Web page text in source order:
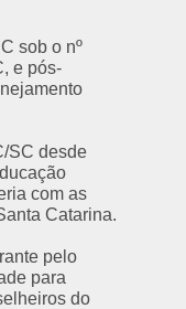
sob o nº
e pós-
SC desde
com as
Catarina.
pelo
para
do